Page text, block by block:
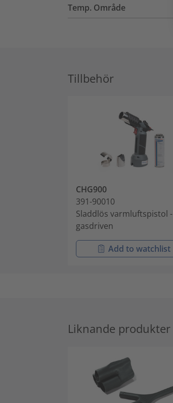
Temp. Område
Tillbehör
CHG900
391-90010
Sladdlös varmluftspistol -
gasdriven
Add to watchlist
Liknande produkter